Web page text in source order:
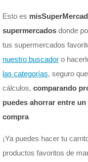
Esto es
supermercados donde
tus supermercados
nuestro buscador o
las categorías, seguro
cálculos, comparando
puedes ahorrar entre
compra
¡Ya puedes hacer tu
productos favoritos de